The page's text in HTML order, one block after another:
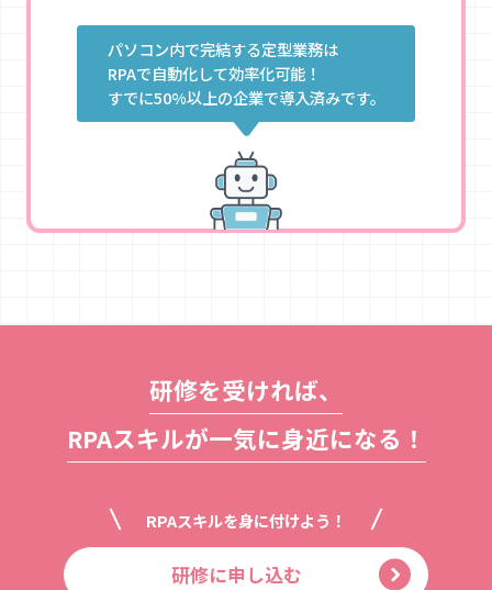
パソコン内で完結する定型業務は
RPAで自動化して効率化可能！
すでに50%以上の企業で導入済みです。
研修を受ければ、
RPAスキルが一気に身近になる！
RPAスキルを身に付けよう！
研修に申し込む